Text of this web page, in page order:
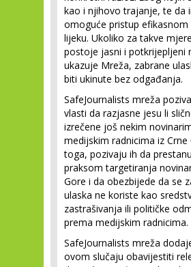
kao i njihovo trajanje, te da
omoguće pristup efikasnom
lijeku. Ukoliko za takve
postoje jasni i potkrijepljeni
ukazuje Mreža, zabrane
biti ukinute bez odgađanja.
SafeJournalists mreža
vlasti da razjasne jesu li
izrečene još nekim
medijskim radnicima iz Crne
toga, pozivaju ih da
praksom targetiranja
Gore i da obezbijede da se
ulaska ne koriste kao
zastrašivanja ili političke
prema medijskim radnicima.
SafeJournalists mreža
ovom slučaju obavijestiti